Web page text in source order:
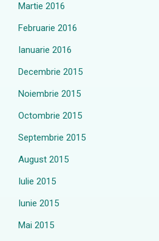
Martie 2016
Februarie 2016
Ianuarie 2016
Decembrie 2015
Noiembrie 2015
Octombrie 2015
Septembrie 2015
August 2015
Iulie 2015
Iunie 2015
Mai 2015